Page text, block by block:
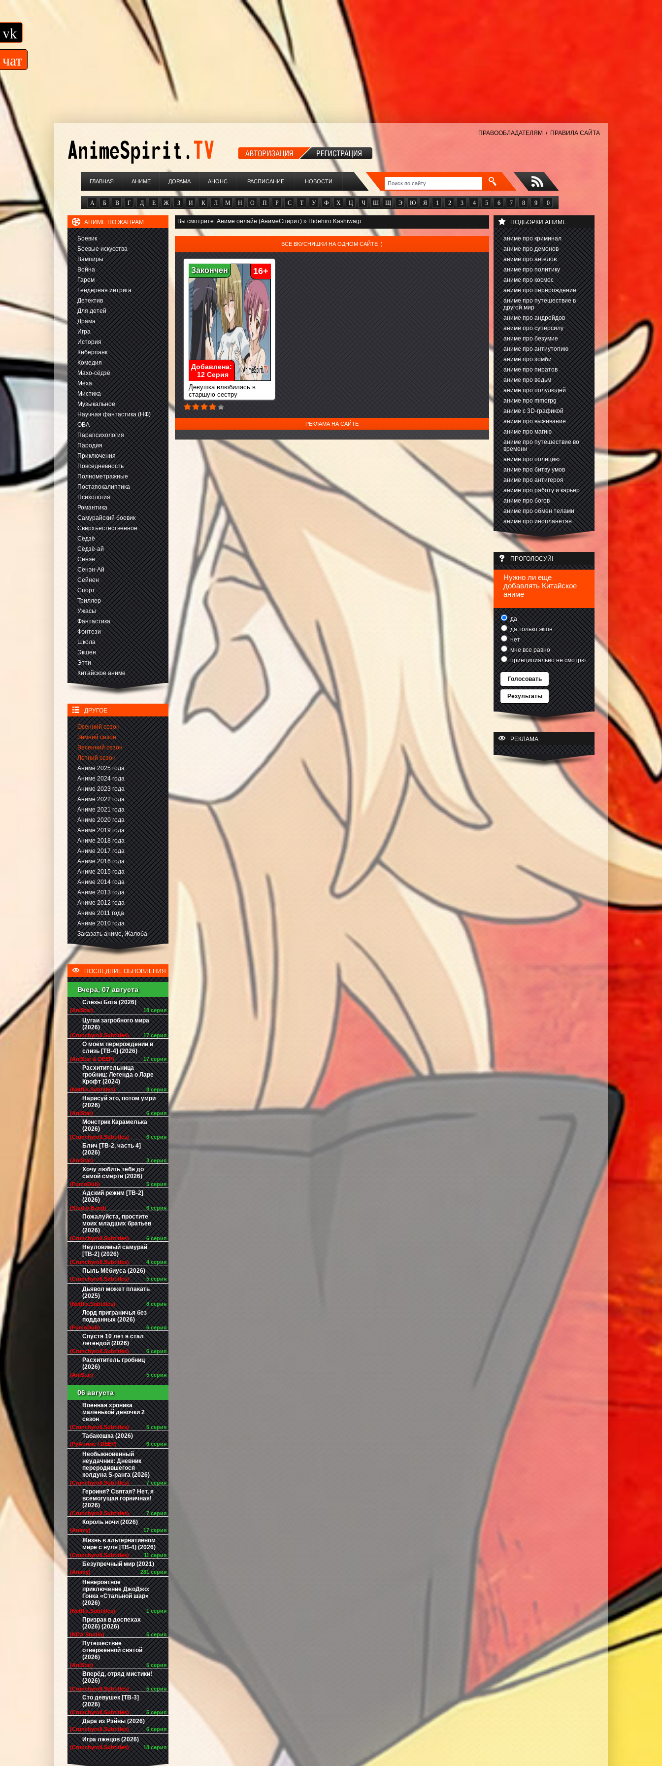
ПРАВООБЛАДАТЕЛЯМ / ПРАВИЛА САЙТА
ГЛАВНАЯ АНИМЕ ДОРАМА АНОНС РАСПИСАНИЕ НОВОСТИ
А Б В Г Д Е Ж З И К Л М Н О П Р С Т У Ф Х Ц Ч Ш Щ Э Ю Я 1 2 3 4 5 6 7 8 9 0
АНИМЕ ПО ЖАНРАМ
Боевик
Боевые искусства
Вампиры
Война
Гарем
Гендерная интрига
Детектив
Для детей
Драма
Игра
История
Киберпанк
Комедия
Махо-сёдзё
Меха
Мистика
Музыкальное
Научная фантастика (НФ)
ОВА
Парапсихология
Пародия
Приключения
Повседневность
Полнометражные
Постапокалиптика
Психология
Романтика
Самурайский боевик
Сверхъестественное
Сёдзё
Сёдзё-ай
Сёнэн
Сёнэн-Ай
Сейнен
Спорт
Триллер
Ужасы
Фантастика
Фэнтези
Школа
Экшен
Этти
Китайское аниме
ДРУГОЕ
Осенний сезон
Зимний сезон
Весенний сезон
Летний сезон
Аниме 2025 года
Аниме 2024 года
Аниме 2023 года
Аниме 2022 года
Аниме 2021 года
Аниме 2020 года
Аниме 2019 года
Аниме 2018 года
Аниме 2017 года
Аниме 2016 года
Аниме 2015 года
Аниме 2014 года
Аниме 2013 года
Аниме 2012 года
Аниме 2011 года
Аниме 2010 года
Заказать аниме, Жалоба
ПОСЛЕДНИЕ ОБНОВЛЕНИЯ
Вчера, 07 августа
Слёзы Бога (2026)
(AniStar) 18 серия
Цугаи загробного мира
(2026)
(Crunchyroll.Subtitles) 17 серия
О моём перерождении в
слизь [ТВ-4] (2026)
(AniStar & DEEP) 17 серия
Расхитительница
гробниц: Легенда о Ларе
Крофт (2024)
(Netflix.Subtitles) 8 серия
Нарисуй это, потом умри
(2026)
(AniStar) 6 серия
Монстрик Карамелька
(2026)
(Crunchyroll.Subtitles) 6 серия
Блич [ТВ-2, часть 4]
(2026)
(AniStar) 3 серия
Хочу любить тебя до
самой смерти (2026)
(FumoDub) 5 серия
Адский режим [ТВ-2]
(2026)
(Studio Band) 6 серия
Пожалуйста, простите
моих младших братьев
(2026)
(Crunchyroll.Subtitles) 6 серия
Неуловимый самурай
[ТВ-2] (2026)
(Crunchyroll.Subtitles) 4 серия
Пыль Мёбиуса (2026)
(Crunchyroll.Subtitles) 5 серия
Дьявол может плакать
(2025)
(Netflix.Subtitles) 8 серия
Лорд приграничья без
подданных (2026)
(FumoDub) 6 серия
Спустя 10 лет я стал
легендой (2026)
(Crunchyroll.Subtitles) 6 серия
Расхититель гробниц
(2026)
(AniStar) 5 серия
06 августа
Военная хроника
маленькой девочки 2
сезон
(Crunchyroll.Subtitles) 5 серия
Табакошка (2026)
(РуАниме / DEEP) 6 серия
Необыкновенный
неудачник: Дневник
переродившегося
колдуна S-ранга (2026)
(Crunchyroll.Subtitles) 7 серия
Героиня? Святая? Нет, я
всемогущая горничная!
(2026)
(Crunchyroll.Subtitles) 7 серия
Король ночи (2026)
(Animy) 17 серия
Жизнь в альтернативном
мире с нуля [ТВ-4] (2026)
(Crunchyroll.Subtitles) 11 серия
Безупречный мир (2021)
(Animy) 281 серия
Невероятное
приключение ДжоДжо:
Гонка «Стальной шар»
(2026)
(Netflix.Subtitles) 1 серия
Призрак в доспехах
(2026) (2026)
(NDA Studio) 5 серия
Путешествие
отверженной святой
(2026)
(AniStar) 5 серия
Вперёд, отряд мистики!
(2026)
(Crunchyroll.Subtitles) 5 серия
Сто девушек [ТВ-3]
(2026)
(Crunchyroll.Subtitles) 5 серия
Дара из Рэйвы (2026)
(Crunchyroll.Subtitles) 6 серия
Игра лжецов (2026)
(Crunchyroll.Subtitles) 18 серия
Вы смотрите: Аниме онлайн (АнимеСпирит) » Hidehiro Kashiwagi
ВСЕ ВКУСНЯШКИ НА ОДНОМ САЙТЕ :)
Девушка влюбилась в
старшую сестру
Закончен 16+
Добавлена:
12 Серия
РЕКЛАМА НА САЙТЕ
ПОДБОРКИ АНИМЕ:
аниме про криминал
аниме про демонов
аниме про ангелов
аниме про политику
аниме про космос
аниме про перерождение
аниме про путешествие в
другой мир
аниме про андройдов
аниме про суперсилу
аниме про безумие
аниме про антиутопию
аниме про зомби
аниме про пиратов
аниме про ведьм
аниме про полулюдей
аниме про mmorpg
аниме с 3D-графикой
аниме про выживание
аниме про магию
аниме про путешествие во
времени
аниме про полицию
аниме про битву умов
аниме про антигероя
аниме про работу и карьер
аниме про богов
аниме про обмен телами
аниме про инопланетян
ПРОГОЛОСУЙ!
Нужно ли еще
добавлять Китайское
аниме
да
да только экшн
нет
мне все равно
принципиально не смотрю
Голосовать
Результаты
РЕКЛАМА
чат
vk